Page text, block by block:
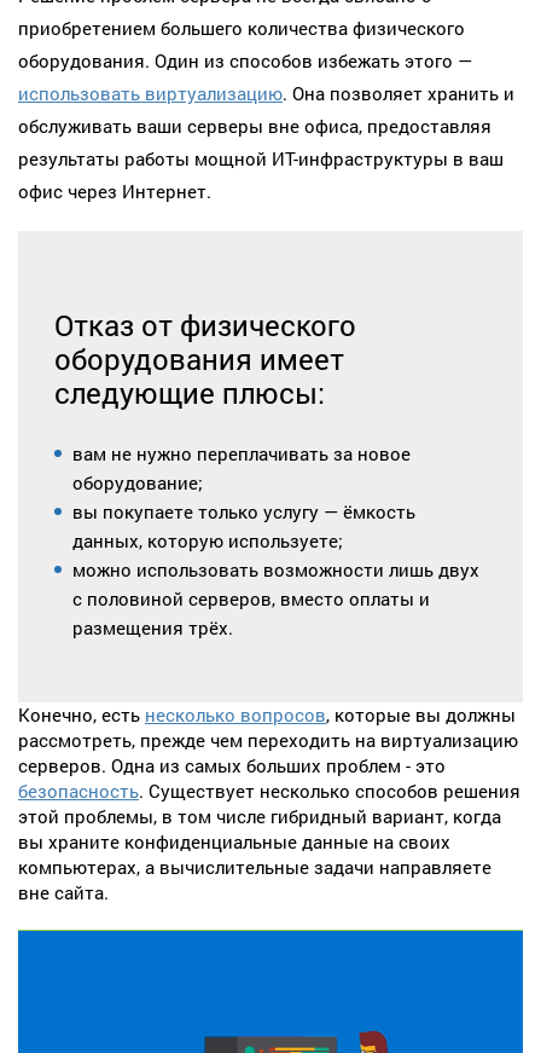
приобретением большего количества физического
оборудования. Один из способов избежать этого —
использовать виртуализацию. Она позволяет хранить и
обслуживать ваши серверы вне офиса, предоставляя
результаты работы мощной ИТ-инфраструктуры в ваш
офис через Интернет.
Отказ от физического
оборудования имеет
следующие плюсы:
вам не нужно переплачивать за новое
оборудование;
вы покупаете только услугу — ёмкость
данных, которую используете;
можно использовать возможности лишь двух
с половиной серверов, вместо оплаты и
размещения трёх.
Конечно, есть несколько вопросов, которые вы должны
рассмотреть, прежде чем переходить на виртуализацию
серверов. Одна из самых больших проблем - это
безопасность. Существует несколько способов решения
этой проблемы, в том числе гибридный вариант, когда
вы храните конфиденциальные данные на своих
компьютерах, а вычислительные задачи направляете
вне сайта.